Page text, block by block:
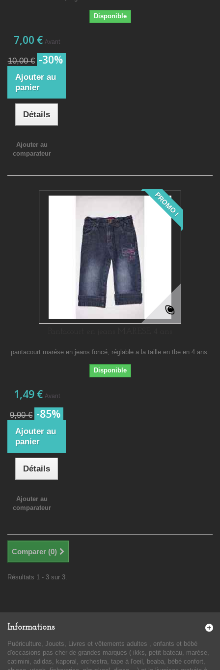
Disponible
7,00 € Avant
10,00 € -30%
Ajouter au
panier
Détails
Ajouter au
comparateur
PROMO !
pantacourt marése en jeans foncé, réglable a la taille en tbe en 4 ans
Disponible
1,49 € Avant
9,90 € -85%
Ajouter au
panier
Détails
Ajouter au
comparateur
Comparer (0)
Résultats 1 - 3 sur 3.
Informations
Puériculture, Jouets, Livres et vêtements adultes , enfants et bébé
d'occasions pas cher de grandes marques ( ikks, petit bateau, marése,
catimini, adidas, kaporal, orchestra, tape à l'oeil, beaba, bébé confort,